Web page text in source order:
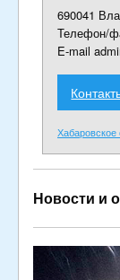
690041
Телефон/
E-mail
Новости и